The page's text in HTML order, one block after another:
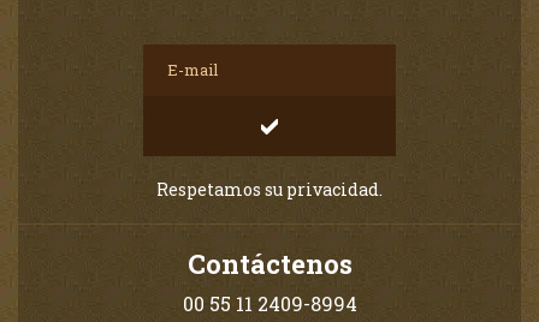
Respetamos su privacidad.
Contáctenos
00 55 11 2409-8994